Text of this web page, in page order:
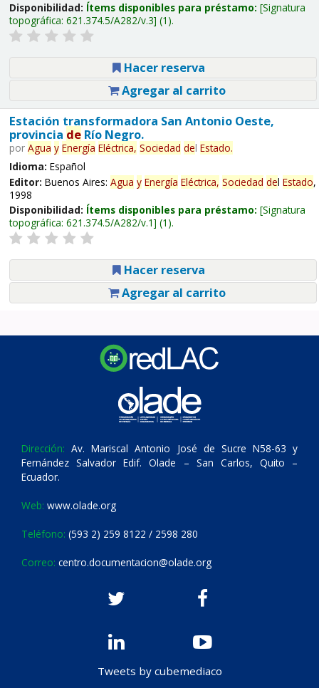
Disponibilidad: Ítems disponibles para préstamo: Signatura
topográfica: 621.374.5/A282/v.3 (1).
Hacer reserva
Agregar al carrito
Estación transformadora San Antonio Oeste,
provincia deRío Negro.
por Agua y Energía Eléctrica, Sociedad del Estado.
Idioma: Español
Editor: Buenos Aires: Agua y Energía Eléctrica, Sociedad del Estado,
1998
Disponibilidad: Ítems disponibles para préstamo: Signatura
topográfica: 621.374.5/A282/v.1 (1).
Hacer reserva
Agregar al carrito
Dirección: Av. Mariscal Antonio José de Sucre N58-63 y
Fernández Salvador Edif. Olade – San Carlos, Quito –
Ecuador.
Web: www.olade.org
Teléfono: (593 2) 259 8122 / 2598 280
Correo: centro.documentacion@olade.org
Tweets by cubemediaco